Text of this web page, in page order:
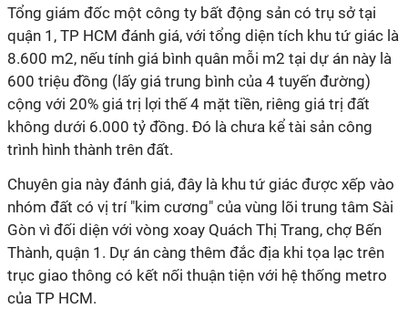
Tổng giám đốc một công ty bất động sản có trụ sở tại
quận 1, TP HCM đánh giá, với tổng diện tích khu tứ giác là
8.600 m2, nếu tính giá bình quân mỗi m2 tại dự án này là
600 triệu đồng (lấy giá trung bình của 4 tuyến đường)
cộng với 20% giá trị lợi thế 4 mặt tiền, riêng giá trị đất
không dưới 6.000 tỷ đồng. Đó là chưa kể tài sản công
trình hình thành trên đất.
Chuyên gia này đánh giá, đây là khu tứ giác được xếp vào
nhóm đất có vị trí "kim cương" của vùng lõi trung tâm Sài
Gòn vì đối diện với vòng xoay Quách Thị Trang, chợ Bến
Thành, quận 1. Dự án càng thêm đắc địa khi tọa lạc trên
trục giao thông có kết nối thuận tiện với hệ thống metro
của TP HCM.